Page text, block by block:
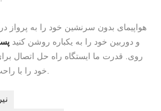
هواپیمای بدون سرنشین خود را به پرواز
و دوربین خود را به یکباره روشن کنید
روی. قدرت ما ایستگاه راه حل اتصال
خود را با.